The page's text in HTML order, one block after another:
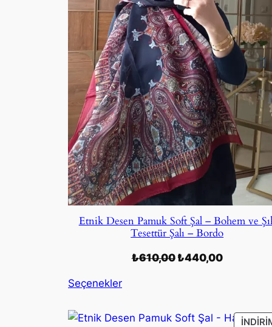
Etnik Desen Pamuk Soft Şal – Bohem ve
Tesettür Şalı – Bordo
₺610,00 Orijinal
₺440,00Şu
Seçenekler